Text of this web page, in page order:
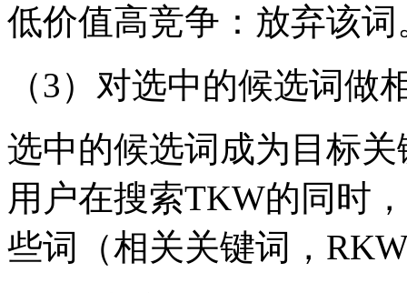
低价值高竞争：放弃该词
（3）对选中的候选词做
选中的候选词成为目标
用户在搜索TKW的同时
些词（相关关键词，